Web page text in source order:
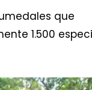
que
1.500